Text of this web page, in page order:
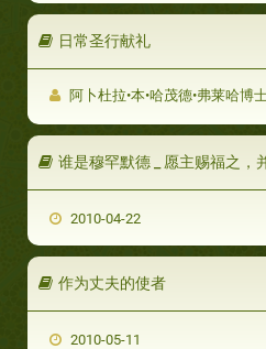
日常圣行献礼
阿卜杜拉•本•哈茂德•弗莱哈博
谁是穆罕默德 _ 愿主赐福之，
2010-04-22
作为丈夫的使者
2010-05-11